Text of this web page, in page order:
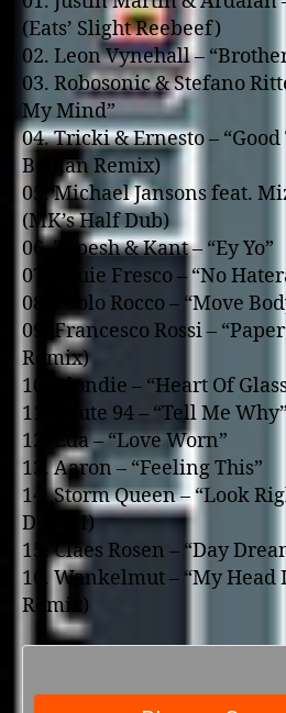
(Eats’ Slight Reebeef)
02. Leon Vynehall –
03. Robosonic & Stefano
My Mind”
04. Tricki & Ernesto –
Boman Remix)
05. Michael Jansons feat.
(MK’s Half Dub)
06. Tapesh & Kant – “Ey Yo”
07. Louie Fresco – “No
08. Paolo Rocco – “Move
09. Francesco Rossi –
Remix)
10. Blondie – “Heart Of
11. Route 94 – “Tell Me Why”
12. Eda – “Love Worn”
13. Aaron – “Feeling This”
14. Storm Queen – “Look
Dub III)
15. Claes Rosen – “Day
16. Wankelmut – “My Head
Remix)